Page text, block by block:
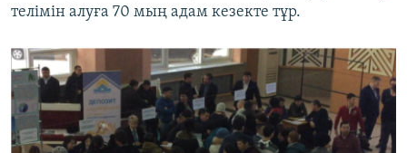
телімін алуға 70 мың адам кезекте тұр.